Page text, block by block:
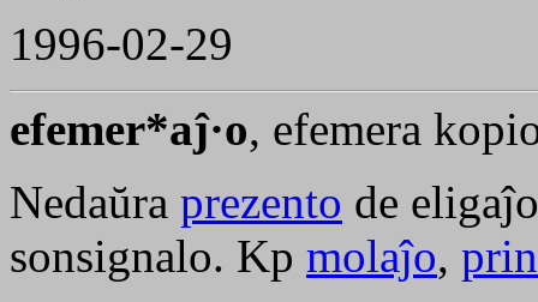
1996-02-29
efemer*aĵ·o, efemera
Nedaŭra prezento de
sonsignalo. Kp molaĵo,